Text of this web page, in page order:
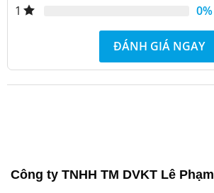
1
0%
ĐÁNH GIÁ NGAY
Công ty TNHH TM DVKT Lê Phạm